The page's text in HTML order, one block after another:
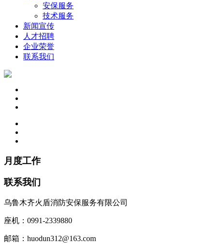
安保服务
技术服务
新闻宣传
人才招聘
企业荣誉
联系我们
月度工作
联系我们
乌鲁木齐火盾消防安保服务有限公司
座机：0991-2339880
邮箱：huodun312@163.com